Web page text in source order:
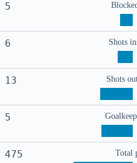
5
6 Shots
13 Shots
5
475 Total